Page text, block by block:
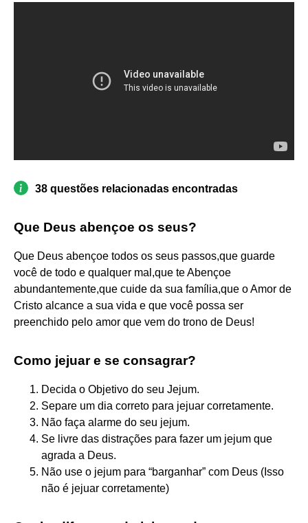
38 questões relacionadas encontradas
Que Deus abençoe os seus?
Que Deus abençoe todos os seus passos,que guarde
você de todo e qualquer mal,que te Abençoe
abundantemente,que cuide da sua família,que o Amor de
Cristo alcance a sua vida e que você possa ser
preenchido pelo amor que vem do trono de Deus!
Como jejuar e se consagrar?
Decida o Objetivo do seu Jejum.
Separe um dia correto para jejuar corretamente.
Não faça alarme do seu jejum.
Se livre das distrações para fazer um jejum que
agrada a Deus.
Não use o jejum para “barganhar” com Deus (Isso
não é jejuar corretamente)